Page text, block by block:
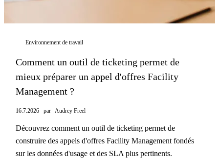
Environnement de travail
Comment un outil de ticketing permet de
mieux préparer un appel d'offres Facility
Management ?
16.7.2026 par Audrey Freel
Découvrez comment un outil de ticketing permet de
construire des appels d'offres Facility Management fondés
sur les données d'usage et des SLA plus pertinents.